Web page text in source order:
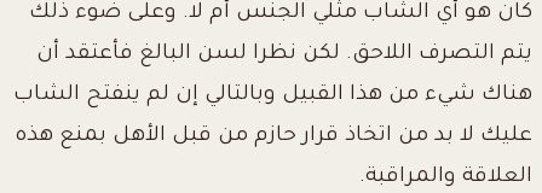
كان هو أي الشاب مثلي الجنس أم لا. وعلى ضوء ذلك
يتم التصرف اللاحق. لكن نظرا لسن البالغ فأعتقد أن
هناك شيء من هذا القبيل وبالتالي إن لم ينفتح الشاب
عليك لا بد من اتخاذ قرار حازم من قبل الأهل بمنع هذه
العلاقة والمراقبة.